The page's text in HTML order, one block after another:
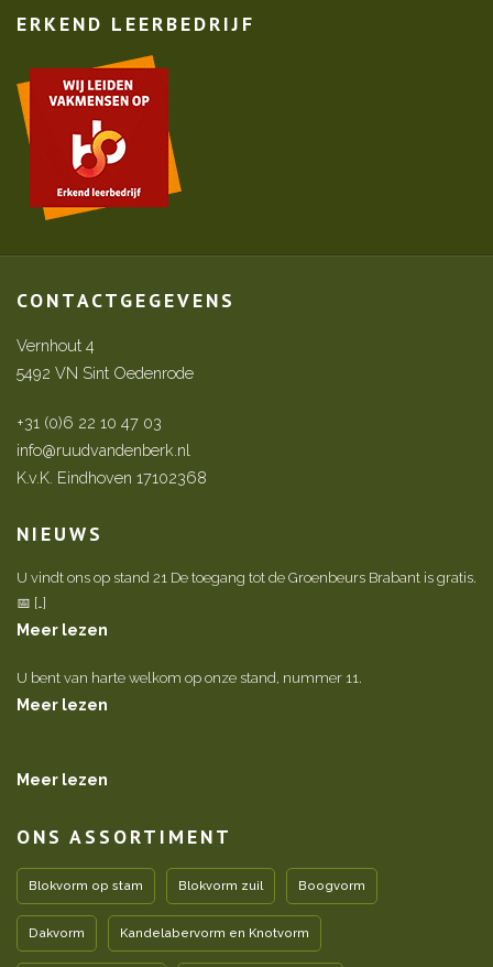
ERKEND LEERBEDRIJF
CONTACTGEGEVENS
Vernhout 4
5492 VN Sint Oedenrode
+31 (0)6 22 10 47 03
info@ruudvandenberk.nl
K.v.K. Eindhoven 17102368
NIEUWS
U vindt ons op stand 21 De toegang tot de Groenbeurs Brabant is gratis.
📅 […]
Meer lezen
U bent van harte welkom op onze stand, nummer 11.
Meer lezen
Meer lezen
ONS ASSORTIMENT
Blokvorm op stam Blokvorm zuil Boogvorm
Dakvorm Kandelabervorm en Knotvorm